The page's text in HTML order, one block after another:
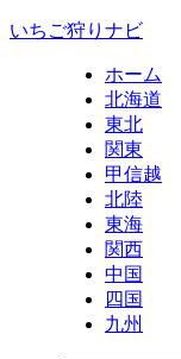
いちご狩りナビ
ホーム
北海道
東北
関東
甲信越
北陸
東海
関西
中国
四国
九州